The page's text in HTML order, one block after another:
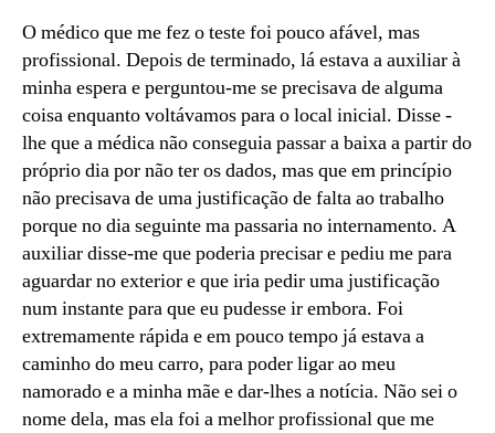
O médico que me fez o teste foi pouco afável, mas
profissional. Depois de terminado, lá estava a auxiliar à
minha espera e perguntou-me se precisava de alguma
coisa enquanto voltávamos para o local inicial. Disse -
lhe que a médica não conseguia passar a baixa a partir do
próprio dia por não ter os dados, mas que em princípio
não precisava de uma justificação de falta ao trabalho
porque no dia seguinte ma passaria no internamento. A
auxiliar disse-me que poderia precisar e pediu me para
aguardar no exterior e que iria pedir uma justificação
num instante para que eu pudesse ir embora. Foi
extremamente rápida e em pouco tempo já estava a
caminho do meu carro, para poder ligar ao meu
namorado e a minha mãe e dar-lhes a notícia. Não sei o
nome dela, mas ela foi a melhor profissional que me